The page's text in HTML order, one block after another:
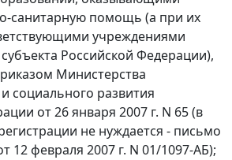
санитарную помощь (а при их
учреждениями
Российской Федерации),
Министерства
социального развития
от 26 января 2007 г. N 65 (в
не нуждается - письмо
12 февраля 2007 г. N 01/1097-АБ);